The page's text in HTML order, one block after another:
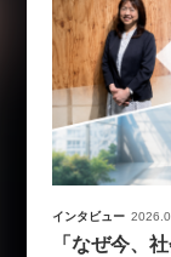
インタビュー
「なぜ今、